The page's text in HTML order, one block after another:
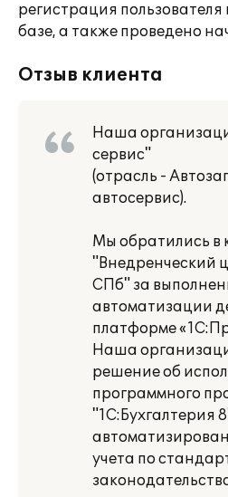
регистрация
базе, а также проведено
Отзыв клиента
Наша
сервис"
(отрасль -
автосервис).
Мы обратились
"Внедренческий
СПб" за
автоматизации
платформе
Наша
решение об
программного
"1С:Бухгалтерия
учета по